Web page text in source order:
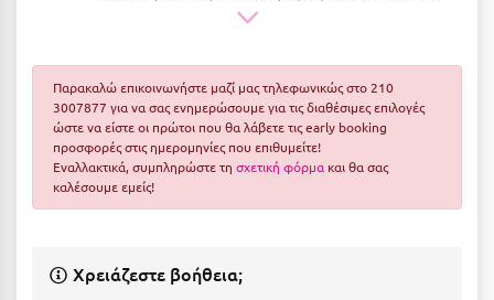
Ζαγοροχώρια
Ζάκυνθος
Ηράκλειο
Παρακαλώ επικοινωνήστε μαζί μας τηλεφωνικώς στο 210
3007877 για να σας ενημερώσουμε για τις διαθέσιμες επιλογές
ώστε να είστε οι πρώτοι που θα λάβετε τις early booking
προσφορές στις ημερομηνίες που επιθυμείτε!
Εναλλακτικά, συμπληρώστε τη σχετική φόρμακαι θα σας
καλέσουμε εμείς!
Χρειάζεστε βοήθεια;